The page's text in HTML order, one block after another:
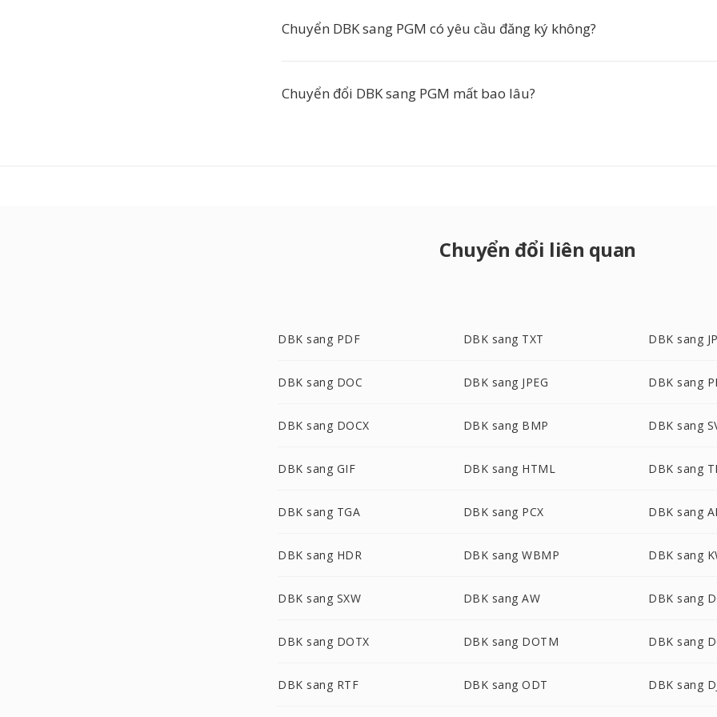
Chuyển DBK sang PGM có yêu cầu đăng ký không?
Chuyển đổi DBK sang PGM mất bao lâu?
Chuyển đổi liên quan
DBK sang PDF DBK sang TXT DBK sang
DBK sang DOC DBK sang JPEG DBK sang
DBK sang DOCX DBK sang BMP DBK sang
DBK sang GIF DBK sang HTML DBK sang
DBK sang TGA DBK sang PCX DBK sang
DBK sang HDR DBK sang WBMP DBK sang
DBK sang SXW DBK sang AW DBK sang
DBK sang DOTX DBK sang DOTM DBK sang
DBK sang RTF DBK sang ODT DBK sang